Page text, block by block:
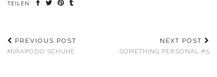
TEILEN:
PREVIOUS POST
MIRAPODO SCHUHE
NEXT POST
SOMETHING PERSONAL #5